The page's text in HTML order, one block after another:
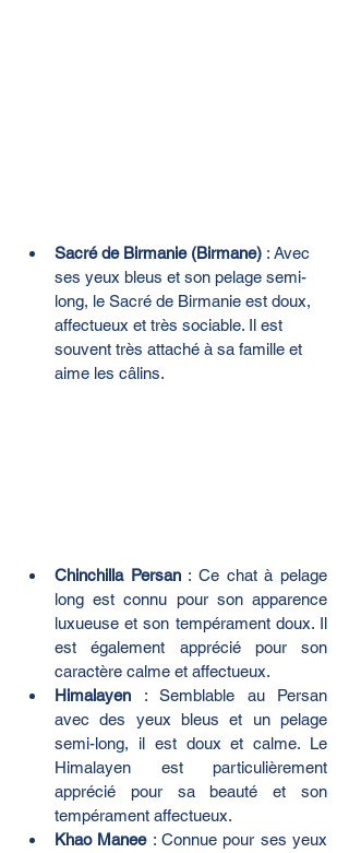
Sacré de Birmanie (Birmane) : Avec
ses yeux bleus et son pelage semi-
long, le Sacré de Birmanie est doux,
affectueux et très sociable. Il est
souvent très attaché à sa famille et
aime les câlins.
Chinchilla Persan : Ce chat à pelage
long est connu pour son apparence
luxueuse et son tempérament doux. Il
est également apprécié pour son
caractère calme et affectueux.
Himalayen : Semblable au Persan
avec des yeux bleus et un pelage
semi-long, il est doux et calme. Le
Himalayen est particulièrement
apprécié pour sa beauté et son
tempérament affectueux.
Khao Manee : Connue pour ses yeux